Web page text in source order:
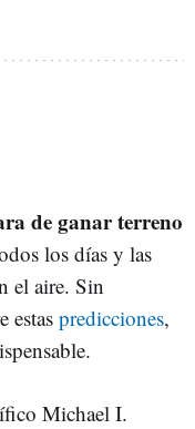
de ganar terreno
los días y las
el aire. Sin
estas predicciones,
Michael I.